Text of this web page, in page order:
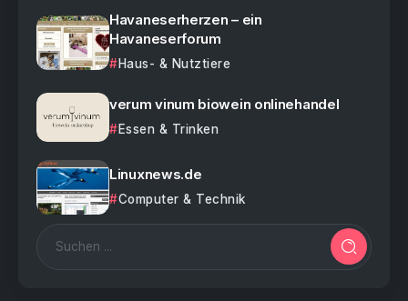
Havaneserherzen – ein
Havaneserforum
Haus- & Nutztiere
verum vinum biowein onlinehandel
Essen & Trinken
Linuxnews.de
Computer & Technik